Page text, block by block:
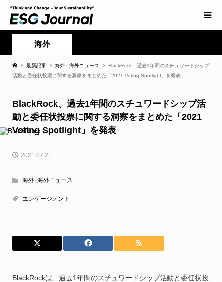
海外
最新記事 海外 海外ニュース
BlackRock、過去1年間のスチュワードシップ
活動と委任状投票に関する洞察をまとめた「2021 Voting Spotlight」を発表
BlackRock、過去1年間のスチュワードシップ活
動と委任状投票に関する洞察をまとめた「2021
Voting Spotlight」を発表
2021.07.21
海外, 海外ニュース
エンゲージメント
BlackRockは、過去1年間のスチュワードシップ活動と委任状投